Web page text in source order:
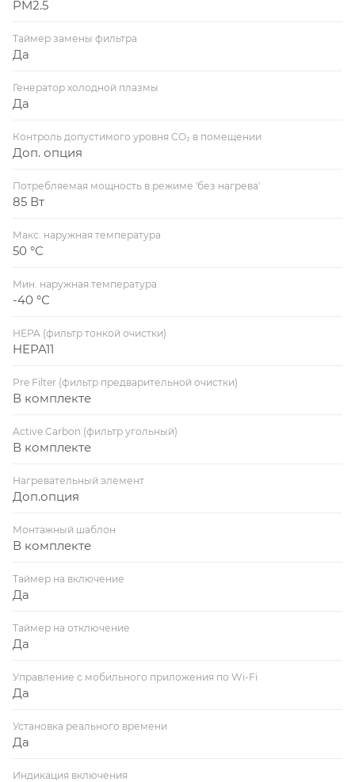
PM2.5
Таймер замены фильтра
Да
Генератор холодной плазмы
Да
Контроль допустимого уровня CO₂ в помещении
Доп. опция
Потребляемая мощность в режиме 'без нагрева'
85 Вт
Макс. наружная температура
50 °С
Мин. наружная температура
-40 °С
HEPA (фильтр тонкой очистки)
HEPA11
Pre Filter (фильтр предварительной очистки)
В комплекте
Active Carbon (фильтр угольный)
В комплекте
Нагревательный элемент
Доп.опция
Монтажный шаблон
В комплекте
Таймер на включение
Да
Таймер на отключение
Да
Управление c мобильного приложения по Wi-Fi
Да
Установка реального времени
Да
Индикация включения